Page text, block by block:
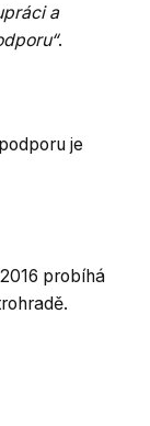
a
.
je
probíhá